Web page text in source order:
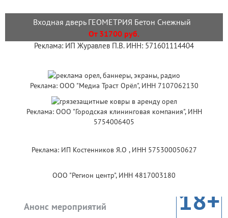
Входная дверь ГЕОМЕТРИЯ Бетон Снежный
От 31700 руб.
Реклама: ИП Журавлев П.В. ИНН: 571601114404
Реклама: ООО "Медиа Траст Орёл", ИНН 7107062130
Реклама: ООО "Городская клининговая компания", ИНН
5754006405
Реклама: ИП Костенников Я.О , ИНН 575300050627
ООО "Регион центр", ИНН 4817003180
Анонс мероприятий 18+